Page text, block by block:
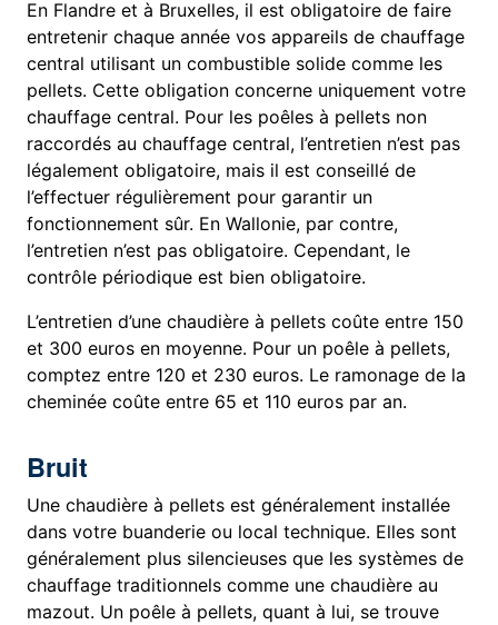
En Flandre et à Bruxelles, il est obligatoire de faire
entretenir chaque année vos appareils de chauffage
central utilisant un combustible solide comme les
pellets. Cette obligation concerne uniquement votre
chauffage central. Pour les poêles à pellets non
raccordés au chauffage central, l’entretien n’est pas
légalement obligatoire, mais il est conseillé de
l’effectuer régulièrement pour garantir un
fonctionnement sûr. En Wallonie, par contre,
l’entretien n’est pas obligatoire. Cependant, le
contrôle périodique est bien obligatoire.
L’entretien d’une chaudière à pellets coûte entre 150
et 300 euros en moyenne. Pour un poêle à pellets,
comptez entre 120 et 230 euros. Le ramonage de la
cheminée coûte entre 65 et 110 euros par an.
Bruit
Une chaudière à pellets est généralement installée
dans votre buanderie ou local technique. Elles sont
généralement plus silencieuses que les systèmes de
chauffage traditionnels comme une chaudière au
mazout. Un poêle à pellets, quant à lui, se trouve